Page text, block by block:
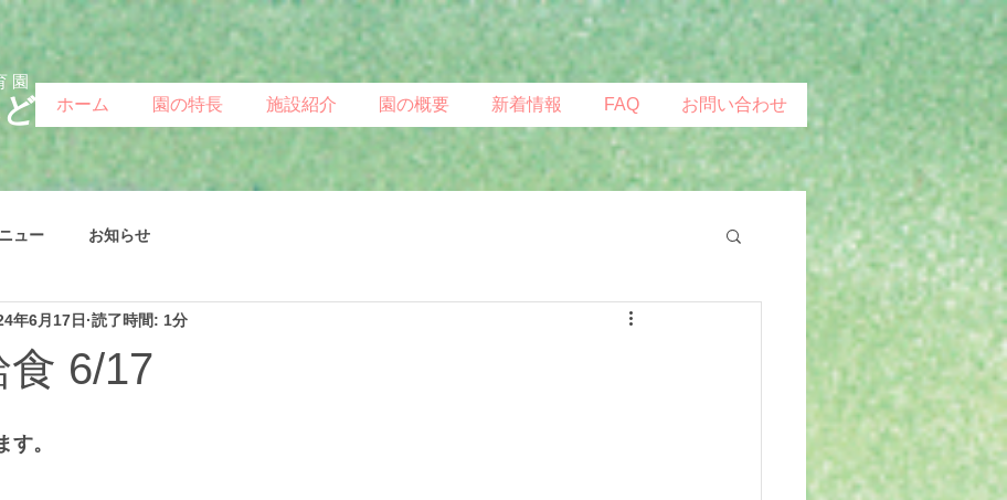
園
ホーム 園の特長 施設紹介 園の概要 新着情報 FAQ お問い合わせ
ュー お知らせ
6/17
年6月17日 読了時間: 1分
。